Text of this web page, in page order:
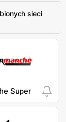
sieci
Super